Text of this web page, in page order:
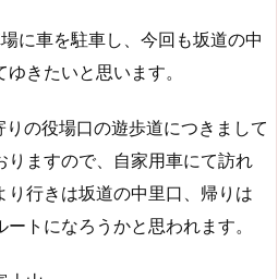
に車を駐車し、今回も坂道の中
きたいと思います。
の役場口の遊歩道につきまして
りますので、自家用車にて訪れ
り行きは坂道の中里口、帰りは
トになろうかと思われます。